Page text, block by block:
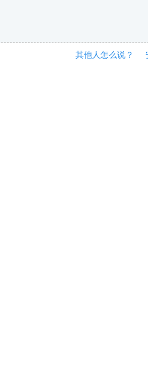
其他人怎么说？